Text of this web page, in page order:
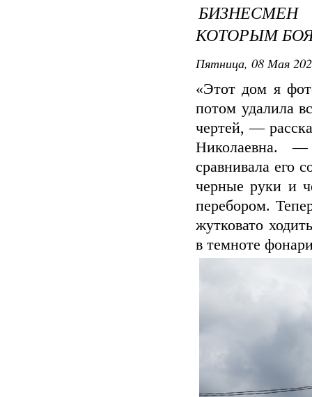
КОТОРЫМ
Пятница, 08 Мая
«Этот дом я
потом удалила
чертей, —
Николаевна. —
сравнивала его
черные руки и
перебором.
жутковато
в темноте